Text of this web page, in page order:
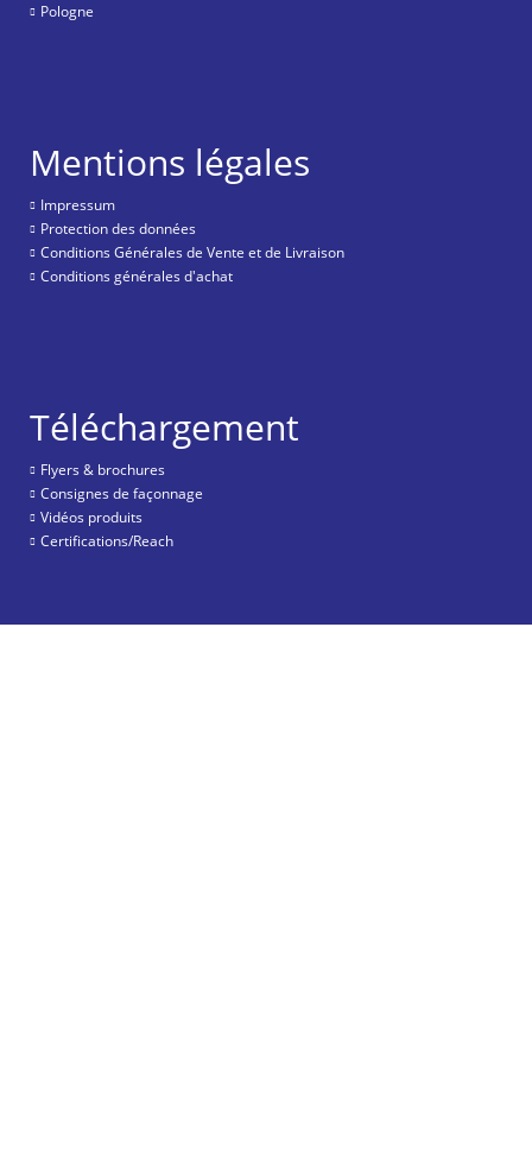
Pologne
Mentions légales
Impressum
Protection des données
Conditions Générales de Vente et de Livraison
Conditions générales d'achat
Téléchargement
Flyers & brochures
Consignes de façonnage
Vidéos produits
Certifications/Reach